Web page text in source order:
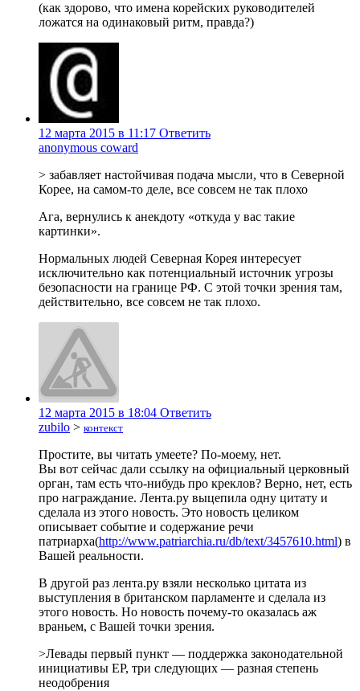
(как здорово, что имена корейских руководителей
ложатся на одинаковый ритм, правда?)
12 марта 2015 в 11:17 Ответить
anonymous coward
> забавляет настойчивая подача мысли, что в Северной
Корее, на самом-то деле, все совсем не так плохо
Ага, вернулись к анекдоту «откуда у вас такие
картинки».
Нормальных людей Северная Корея интересует
исключительно как потенциальный источник угрозы
безопасности на границе РФ. С этой точки зрения там,
действительно, все совсем не так плохо.
12 марта 2015 в 18:04 Ответить
zubilo > контекст
Простите, вы читать умеете? По-моему, нет.
Вы вот сейчас дали ссылку на официальный церковный
орган, там есть что-нибудь про креклов? Верно, нет, есть
про награждание. Лента.ру выцепила одну цитату и
сделала из этого новость. Это новость целиком
описывает событие и содержание речи
патриарха(http://www.patriarchia.ru/db/text/3457610.html) в
Вашей реальности.
В другой раз лента.ру взяли несколько цитата из
выступления в британском парламенте и сделала из
этого новость. Но новость почему-то оказалась аж
враньем, с Вашей точки зрения.
>Левады первый пункт — поддержка законодательной
инициативы ЕР, три следующих — разная степень
неодобрения